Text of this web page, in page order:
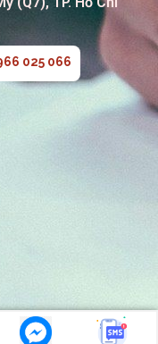
025 066